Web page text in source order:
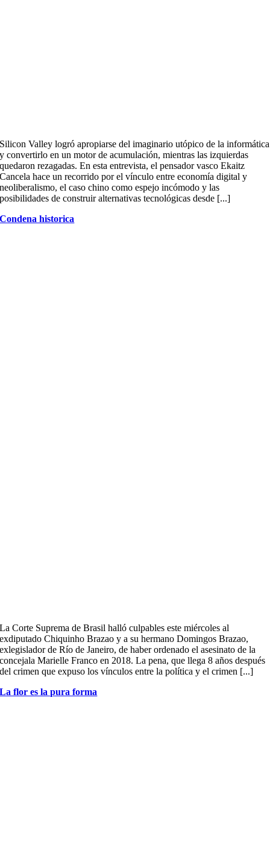
Silicon Valley logró apropiarse del imaginario utópico de la informática
y convertirlo en un motor de acumulación, mientras las izquierdas
quedaron rezagadas. En esta entrevista, el pensador vasco Ekaitz
Cancela hace un recorrido por el vínculo entre economía digital y
neoliberalismo, el caso chino como espejo incómodo y las
posibilidades de construir alternativas tecnológicas desde [...]
Condena historica
La Corte Suprema de Brasil halló culpables este miércoles al
exdiputado Chiquinho Brazao y a su hermano Domingos Brazao,
exlegislador de Río de Janeiro, de haber ordenado el asesinato de la
concejala Marielle Franco en 2018. La pena, que llega 8 años después
del crimen que expuso los vínculos entre la política y el crimen [...]
La flor es la pura forma